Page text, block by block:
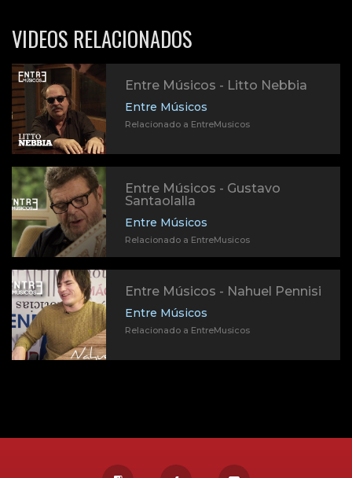
VIDEOS RELACIONADOS
Entre Músicos - Litto Nebbia
Entre Músicos
Relacionado a EntreMusicos
Entre Músicos - Gustavo
Santaolalla
Entre Músicos
Relacionado a EntreMusicos
Entre Músicos - Nahuel Pennisi
Entre Músicos
Relacionado a EntreMusicos